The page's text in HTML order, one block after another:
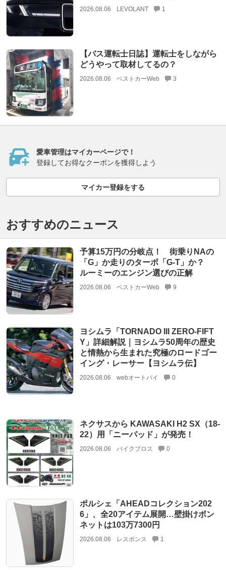
2026.08.06 LEVOLANT 1
【バス運転士日誌】運転士をしながら
どうやって取材してるの？
2026.08.06 ベストカーWeb 3
愛車管理はマイカーページで！
登録してお得なクーポンを獲得しよう
マイカー登録をする
おすすめのニュース
予算15万円の分岐点！ 街乗りNAの
「G」か走りのターボ「G-T」か？
ルーミーのエンジン選びの正解
2026.08.06 ベストカーWeb 9
ヨシムラ「TORNADO III ZERO-FIFT
Y」詳細解説｜ヨシムラ50周年の歴史
と情熱から生まれた究極のロードゴー
イング・レーサー【ヨシムラ伝】
2026.08.06 webオートバイ 0
ネクサスから KAWASAKI H2 SX（18-
22）用「ニーパッド」が発売！
2026.08.06 バイクブロス 0
ポルシェ「AHEADコレクション202
6」、全20アイテム展開…壁掛けボン
ネットは103万7300円
2026.08.06 レスポンス 1